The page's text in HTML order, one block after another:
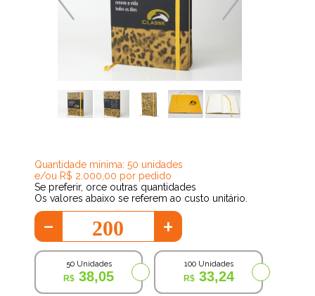
Quantidade mínima: 50 unidades
e/ou R$ 2.000,00 por pedido
Se preferir, orce outras quantidades
Os valores abaixo se referem ao custo unitário.
- +
50 Unidades
38,05
100 Unidades
33,24